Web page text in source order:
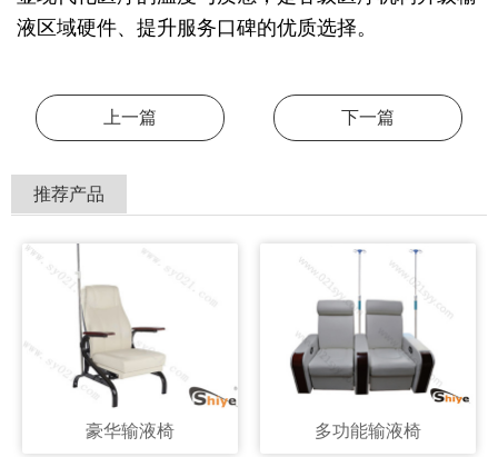
液区域硬件、提升服务口碑的优质选择。
上一篇 下一篇
推荐产品
豪华输液椅 多功能输液椅